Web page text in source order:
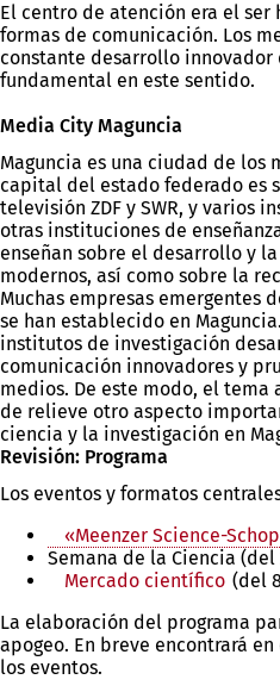
El centro de atención era el
formas de comunicación. Los
constante desarrollo
fundamental en este sentido.
Media City Maguncia
Maguncia es una ciudad de los
capital del estado federado es
televisión ZDF y SWR, y varios
otras instituciones de
enseñan sobre el desarrollo y
modernos, así como sobre la
Muchas empresas emergentes
se han establecido en
institutos de investigación
comunicación innovadores y
medios. De este modo, el tema
de relieve otro aspecto
ciencia y la investigación en
Revisión: Programa
Los eventos y formatos
«Meenzer Science-
Semana de la Ciencia
Mercado científico (del
La elaboración del programa
apogeo. En breve encontrará
los eventos.